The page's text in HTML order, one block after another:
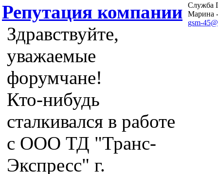
Репутация компании
Здравствуйте,
уважаемые
форумчане!
Кто-нибудь
сталкивался в работе
с ООО ТД "Транс-
Экспресс" г.
Марина
gsm-